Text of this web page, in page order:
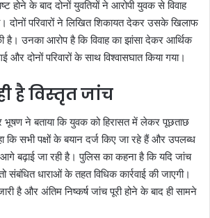
होने के बाद दोनों युवतियों ने आरोपी युवक से विवाह
दोनों परिवारों ने लिखित शिकायत देकर उसके खिलाफ
है। उनका आरोप है कि विवाह का झांसा देकर आर्थिक
दोनों परिवारों के साथ विश्वासघात किया गया।
है विस्तृत जांच
भूषण ने बताया कि युवक को हिरासत में लेकर पूछताछ
कि सभी पक्षों के बयान दर्ज किए जा रहे हैं और उपलब्ध
बढ़ाई जा रही है। पुलिस का कहना है कि यदि जांच
संबंधित धाराओं के तहत विधिक कार्रवाई की जाएगी।
है और अंतिम निष्कर्ष जांच पूरी होने के बाद ही सामने